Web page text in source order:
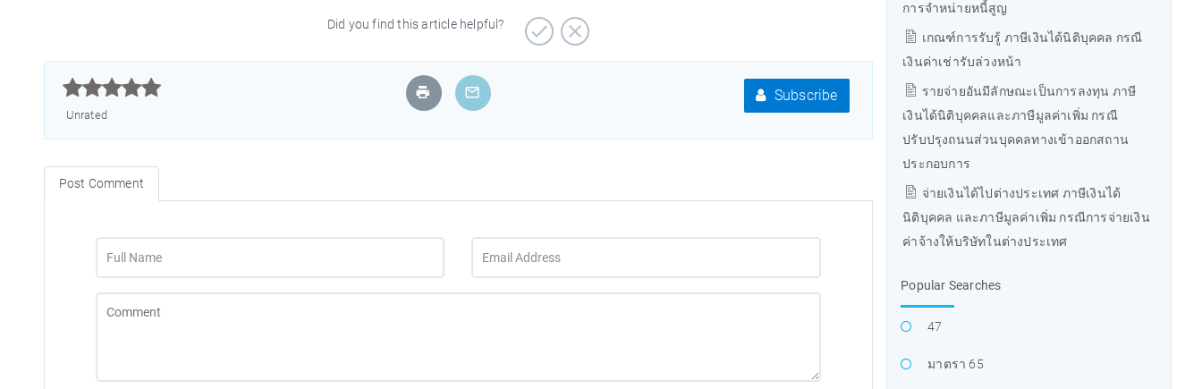
การจำหน่ายหนี้สูญ
เกณฑ์การรับรู้ ภาษีเงินได้นิติบุคคล กรณี
เงินค่าเช่ารับล่วงหน้า
รายจ่ายอันมีลักษณะเป็นการลงทุน ภาษี
เงินได้นิติบุคคลและภาษีมูลค่าเพิ่ม กรณี
ปรับปรุงถนนส่วนบุคคลทางเข้าออกสถาน
ประกอบการ
จ่ายเงินได้ไปต่างประเทศ ภาษีเงินได้
นิติบุคคล และภาษีมูลค่าเพิ่ม กรณีการจ่ายเงิน
ค่าจ้างให้บริษัทในต่างประเทศ
Popular Searches
47
มาตรา 65
Did you find this article helpful?



Unrated
Subscribe
Post Comment